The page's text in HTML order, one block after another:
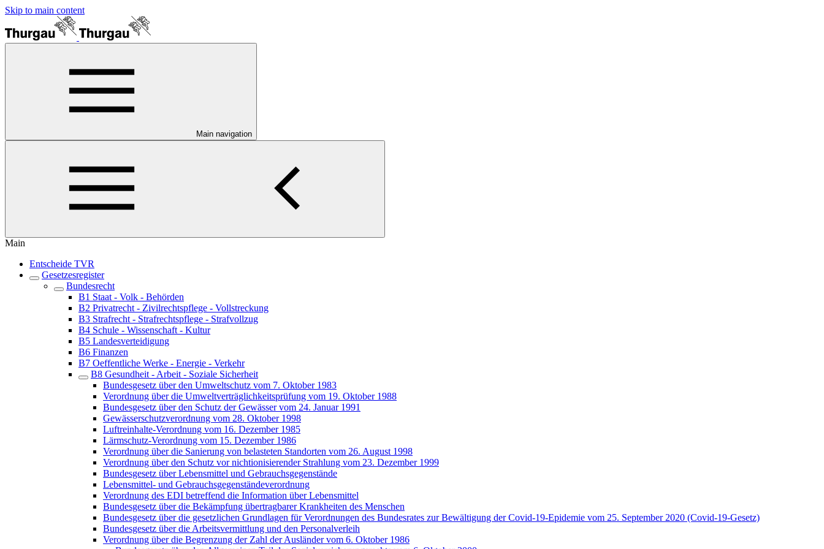
Skip to main content
Main navigation
Main
Entscheide TVR
Gesetzesregister
Bundesrecht
B1 Staat - Volk - Behörden
B2 Privatrecht - Zivilrechtspflege - Vollstreckung
B3 Strafrecht - Strafrechtspflege - Strafvollzug
B4 Schule - Wissenschaft - Kultur
B5 Landesverteidigung
B6 Finanzen
B7 Oeffentliche Werke - Energie - Verkehr
B8 Gesundheit - Arbeit - Soziale Sicherheit
Bundesgesetz über den Umweltschutz vom 7. Oktober 1983
Verordnung über die Umweltverträglichkeitsprüfung vom 19. Oktober 1988
Bundesgesetz über den Schutz der Gewässer vom 24. Januar 1991
Gewässerschutzverordnung vom 28. Oktober 1998
Luftreinhalte-Verordnung vom 16. Dezember 1985
Lärmschutz-Verordnung vom 15. Dezember 1986
Verordnung über die Sanierung von belasteten Standorten vom 26. August 1998
Verordnung über den Schutz vor nichtionisierender Strahlung vom 23. Dezember 1999
Bundesgesetz über Lebensmittel und Gebrauchsgegenstände
Lebensmittel- und Gebrauchsgegenständeverordnung
Verordnung des EDI betreffend die Information über Lebensmittel
Bundesgesetz über die Bekämpfung übertragbarer Krankheiten des Menschen
Bundesgesetz über die gesetzlichen Grundlagen für Verordnungen des Bundesrates zur Bewältigung der Covid-19-Epidemie vom 25. September 2020 (Covid-19-Gesetz)
Bundesgesetz über die Arbeitsvermittlung und den Personalverleih
Verordnung über die Begrenzung der Zahl der Ausländer vom 6. Oktober 1986